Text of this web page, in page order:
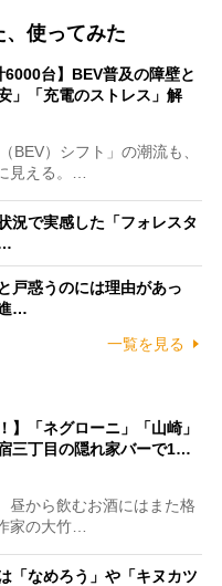
使ってみた
6000台】BEV普及の障壁と
」「充電のストレス」解
）シフト」の潮流も、
見える。…
況で実感した「フォレスタ
戸惑うのには理由があっ
…
一覧を見る
】「ネグローニ」「山崎」
三丁目の隠れ家バーで1…
から飲むお酒にはまた格
家の大竹…
「なめろう」や「キヌカツ